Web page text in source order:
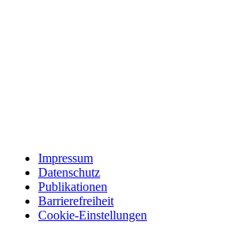
Impressum
Datenschutz
Publikationen
Barrierefreiheit
Cookie-Einstellungen